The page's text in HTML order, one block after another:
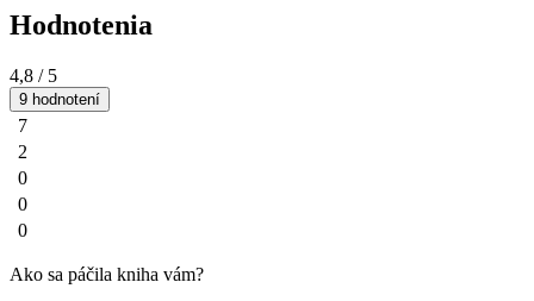
Hodnotenia
4,8 / 5
9 hodnotení
7
2
0
0
0
Ako sa páčila kniha vám?